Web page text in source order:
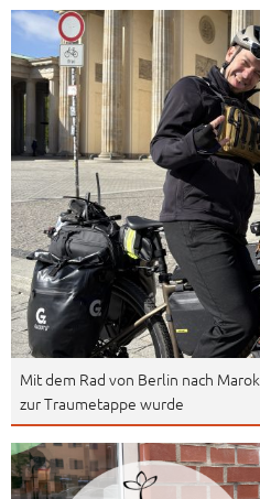
Mit dem Rad von Berlin nach
zur Traumetappe wurde